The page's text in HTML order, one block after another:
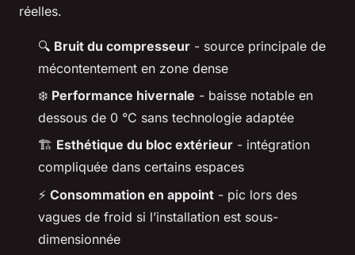
réelles.
🔍 Bruit du compresseur - source principale de
mécontentement en zone dense
❄️ Performance hivernale - baisse notable en
dessous de 0 °C sans technologie adaptée
🏗️ Esthétique du bloc extérieur - intégration
compliquée dans certains espaces
⚡ Consommation en appoint - pic lors des
vagues de froid si l’installation est sous-
dimensionnée